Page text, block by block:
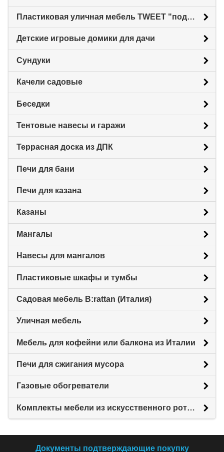
Пластиковая уличная мебель TWEET "под ротанг"
Детские игровые домики для дачи
Сундуки
Качели садовые
Беседки
Тентовые навесы и гаражи
Террасная доска из ДПК
Печи для бани
Печи для казана
Казаны
Мангалы
Навесы для мангалов
Пластиковые шкафы и тумбы
Садовая мебель B:rattan (Италия)
Уличная мебель
Мебель для кофейни или балкона из Италии
Печи для сжигания мусора
Газовые обогреватели
Комплекты мебели из искусственного ротанга
Документы подтверждающие покупку